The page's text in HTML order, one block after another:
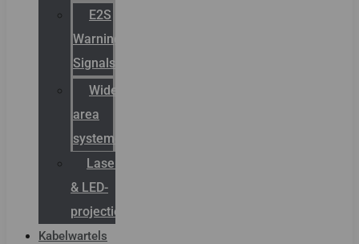
E2S
Warning
Signals
Wide
area
systemen
Laserbelijning
& LED-
projectie
Kabelwartels